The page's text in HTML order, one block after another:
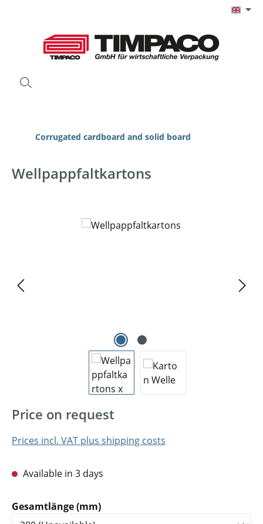
Corrugated cardboard and solid board
Wellpappfaltkartons
Skip image gallery
Price on request
Prices incl. VAT plus shipping costs
Available in 3 days
Select
Gesamtlänge (mm)